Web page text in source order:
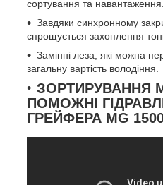
сортування та навантаження.
Завдяки синхронному
спрощується захоплення
Замінні леза, які можна
загальну вартість володіння.
ЗОРТИРУВАННЯ
ПОМОЖНІ
ГРЕЙФЕРА MG